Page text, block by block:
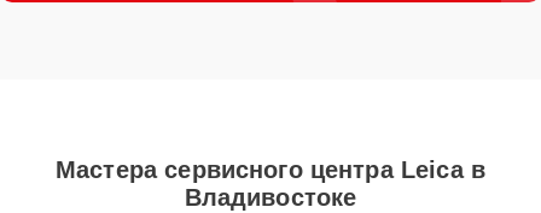
Мастера сервисного центра Leica в
Владивостоке